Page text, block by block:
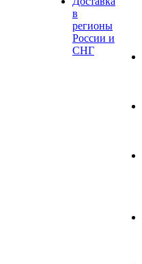
в
регионы
России и
СНГ